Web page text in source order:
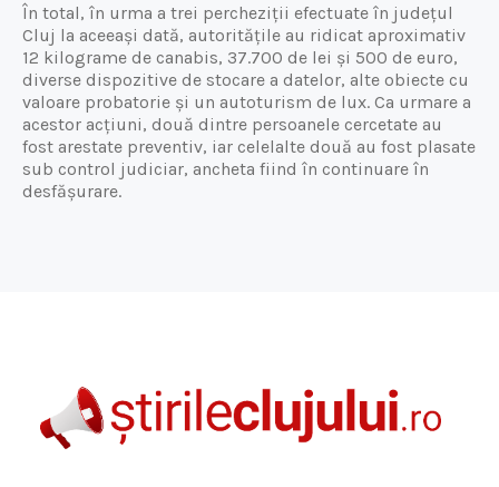
În total, în urma a trei percheziții efectuate în județul
Cluj la aceeași dată, autoritățile au ridicat aproximativ
12 kilograme de canabis, 37.700 de lei și 500 de euro,
diverse dispozitive de stocare a datelor, alte obiecte cu
valoare probatorie și un autoturism de lux. Ca urmare a
acestor acțiuni, două dintre persoanele cercetate au
fost arestate preventiv, iar celelalte două au fost plasate
sub control judiciar, ancheta fiind în continuare în
desfășurare.